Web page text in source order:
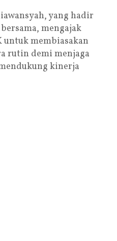
yang hadir
mengajak
untuk membiasakan
rutin demi menjaga
kinerja